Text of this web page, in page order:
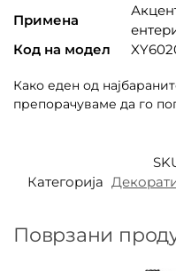
Примена
Код на модел
Како еден од
препорачуваме да го
Категорија
Поврзани